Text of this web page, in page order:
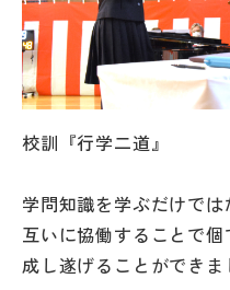
校訓『行学二道』
学問知識を学ぶだけで
互いに協働することで
成し遂げることができま